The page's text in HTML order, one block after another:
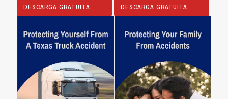
DESCARGA GRATUITA DESCARGA GRATUITA